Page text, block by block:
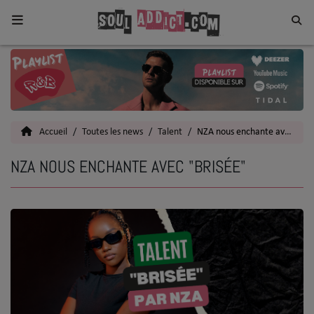
Home
Toutes les News
Actu
Accueil Toutes les news Talent NZA nous enchante avec "Brisée"
NZA NOUS ENCHANTE AVEC "BRISÉE"